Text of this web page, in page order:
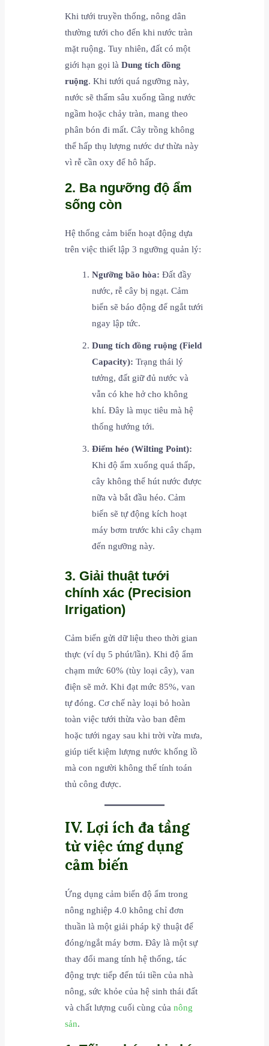
Khi tưới truyền thống, nông dân
thường tưới cho đến khi nước tràn
mặt ruộng. Tuy nhiên, đất có một
giới hạn gọi làDung tích đồng
ruộng. Khi tưới quá ngưỡng này,
nước sẽ thấm sâu xuống tầng nước
ngầm hoặc chảy tràn, mang theo
phân bón đi mất. Cây trồng không
thể hấp thụ lượng nước dư thừa này
vì rễ cần oxy để hô hấp.
2. Ba ngưỡng độ ẩm
sống còn
Hệ thống cảm biến hoạt động dựa
trên việc thiết lập 3 ngưỡng quản lý:
Ngưỡng bão hòa: Đất đầy
nước, rễ cây bị ngạt. Cảm
biến sẽ báo động để ngắt tưới
ngay lập tức.
Dung tích đồng ruộng (Field
Capacity): Trạng thái lý
tưởng, đất giữ đủ nước và
vẫn có khe hở cho không
khí. Đây là mục tiêu mà hệ
thống hướng tới.
Điểm héo (Wilting Point):
Khi độ ẩm xuống quá thấp,
cây không thể hút nước được
nữa và bắt đầu héo. Cảm
biến sẽ tự động kích hoạt
máy bơm trước khi cây chạm
đến ngưỡng này.
3. Giải thuật tưới
chính xác (Precision
Irrigation)
Cảm biến gửi dữ liệu theo thời gian
thực (ví dụ 5 phút/lần). Khi độ ẩm
chạm mức 60% (tùy loại cây), van
điện sẽ mở. Khi đạt mức 85%, van
tự đóng. Cơ chế này loại bỏ hoàn
toàn việc tưới thừa vào ban đêm
hoặc tưới ngay sau khi trời vừa mưa,
giúp tiết kiệm lượng nước khổng lồ
mà con người không thể tính toán
thủ công được.
IV. Lợi ích đa tầng
từ việc ứng dụng
cảm biến
Ứng dụng cảm biến độ ẩm trong
nông nghiệp 4.0 không chỉ đơn
thuần là một giải pháp kỹ thuật để
đóng/ngắt máy bơm. Đây là một sự
thay đổi mang tính hệ thống, tác
động trực tiếp đến túi tiền của nhà
nông, sức khỏe của hệ sinh thái đất
và chất lượng cuối cùng củanông
sản.